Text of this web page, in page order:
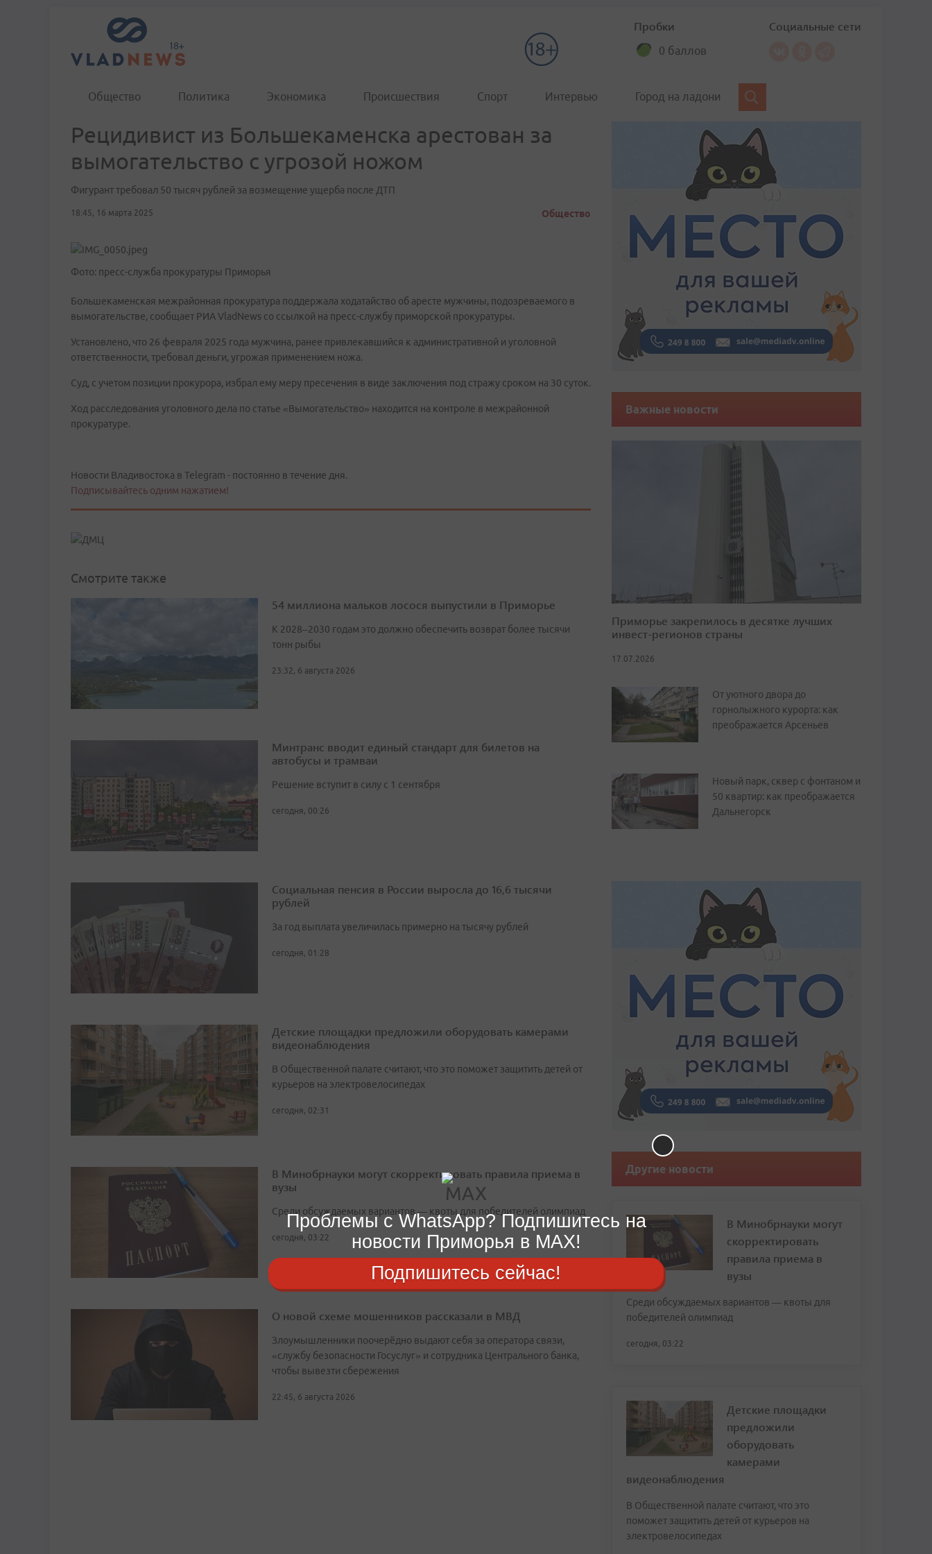
Пробки
0 баллов
Социальные сети
Общество Политика Экономика Происшествия Спорт Интервью Город на ладони
Рецидивист из Большекаменска арестован за
вымогательство с угрозой ножом
Фигурант требовал 50 тысяч рублей за возмещение ущерба после ДТП
18:45, 16 марта 2025 Общество
Фото: пресс-служба прокуратуры Приморья
Большекаменская межрайонная прокуратура поддержала ходатайство об аресте мужчины, подозреваемого в
вымогательстве, сообщает РИА VladNews со ссылкой на пресс-службу приморской прокуратуры.
Установлено, что 26 февраля 2025 года мужчина, ранее привлекавшийся к административной и уголовной
ответственности, требовал деньги, угрожая применением ножа.
Суд, с учетом позиции прокурора, избрал ему меру пресечения в виде заключения под стражу сроком на 30 суток.
Ход расследования уголовного дела по статье «Вымогательство» находится на контроле в межрайонной
прокуратуре.
Новости Владивостока в Telegram - постоянно в течение дня.
Подписывайтесь одним нажатием!
Смотрите также
54 миллиона мальков лосося выпустили в Приморье
К 2028–2030 годам это должно обеспечить возврат более тысячи
тонн рыбы
23:32, 6 августа 2026
Минтранс вводит единый стандарт для билетов на
автобусы и трамваи
Решение вступит в силу с 1 сентября
сегодня, 00:26
Социальная пенсия в России выросла до 16,6 тысячи
рублей
За год выплата увеличилась примерно на тысячу рублей
сегодня, 01:28
Детские площадки предложили оборудовать камерами
видеонаблюдения
В Общественной палате считают, что это поможет защитить детей от
курьеров на электровелосипедах
сегодня, 02:31
В Минобрнауки могут скорректировать правила приема в
вузы
Среди обсуждаемых вариантов — квоты для победителей олимпиад
сегодня, 03:22
О новой схеме мошенников рассказали в МВД
Злоумышленники поочерёдно выдают себя за оператора связи,
«службу безопасности Госуслуг» и сотрудника Центрального банка,
чтобы вывезти сбережения
22:45, 6 августа 2026
Важные новости
Приморье закрепилось в десятке лучших
инвест-регионов страны
17.07.2026
От уютного двора до
горнолыжного курорта: как
преображается Арсеньев
Новый парк, сквер с фонтаном и
50 квартир: как преображается
Дальнегорск
Другие новости
В Минобрнауки могут
скорректировать
правила приема в
вузы
Среди обсуждаемых вариантов — квоты для
победителей олимпиад
сегодня, 03:22
Детские площадки
предложили
оборудовать
камерами
видеонаблюдения
В Общественной палате считают, что это
поможет защитить детей от курьеров на
электровелосипедах
Проблемы с WhatsApp? Подпишитесь на
новости Приморья в MAX!
Подпишитесь сейчас!